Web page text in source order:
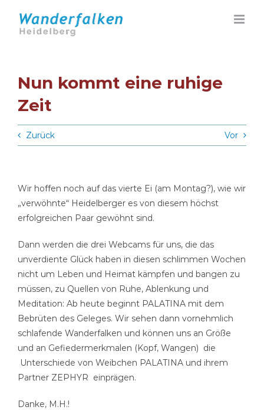
Inhalt
springen
Nun kommt eine ruhige
Zeit
Zurück Vor
Wir hoffen noch auf das vierte Ei (am Montag?), wie wir
„verwöhnte“ Heidelberger es von diesem höchst
erfolgreichen Paar gewöhnt sind.
Dann werden die drei Webcams für uns, die das
unverdiente Glück haben in diesen schlimmen Wochen
nicht um Leben und Heimat kämpfen und bangen zu
müssen, zu Quellen von Ruhe, Ablenkung und
Meditation: Ab heute beginnt PALATINA mit dem
Bebrüten des Geleges. Wir sehen dann vornehmlich
schlafende Wanderfalken und können uns an Größe
und an Gefiedermerkmalen (Kopf, Wangen) die
Unterschiede von Weibchen PALATINA und ihrem
Partner ZEPHYR einprägen.
Danke, M.H.!